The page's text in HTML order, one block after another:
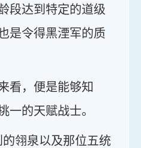
段达到特定的道级
是令得黑湮军的质
看，便是能够知
一的天赋战士。
翎泉以及那位五统